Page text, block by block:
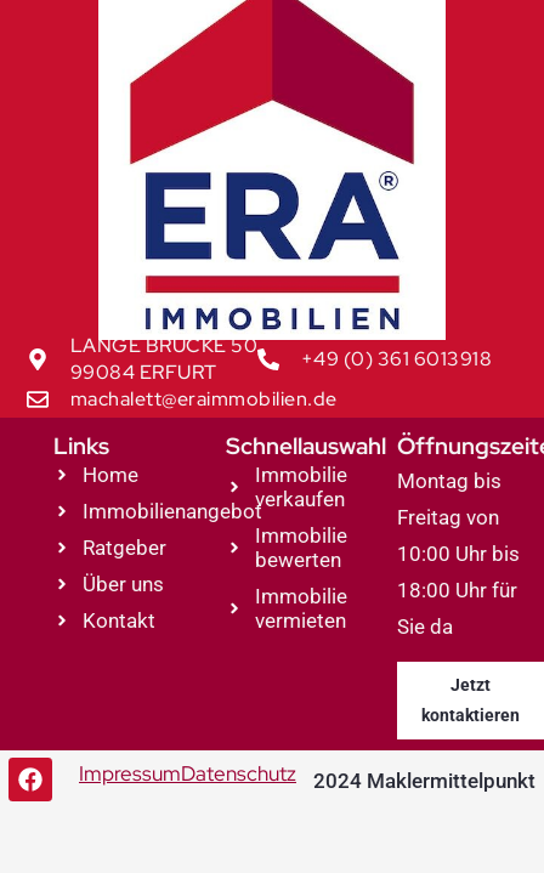
LANGE BRÜCKE 50
99084 ERFURT
+49 (0) 361 6013918
machalett@eraimmobilien.de
Links
Home
Immobilienangebot
Ratgeber
Über uns
Kontakt
Schnellauswahl
Immobilie
verkaufen
Immobilie
bewerten
Immobilie
vermieten
Montag bis
Freitag von
10:00 Uhr bis
18:00 Uhr für
Sie da
Jetzt
kontaktieren
ImpressumDatenschutz 2024 Maklermittelpunkt